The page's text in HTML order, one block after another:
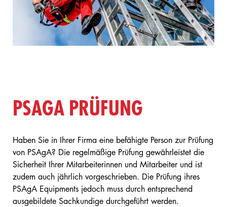
PSAGA PRÜFUNG
Haben Sie in Ihrer Firma eine befähigte Person zur Prüfung
von PSAgA? Die regelmäßige Prüfung gewährleistet die
Sicherheit Ihrer Mitarbeiterinnen und Mitarbeiter und ist
zudem auch jährlich vorgeschrieben. Die Prüfung ihres
PSAgA Equipments jedoch muss durch entsprechend
ausgebildete Sachkundige durchgeführt werden.